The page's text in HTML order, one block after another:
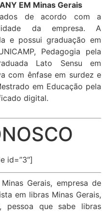
EM Minas Gerais
de acordo com a
da empresa. A
e possui graduação em
Pedagogia pela
Lato Sensu em
com ênfase em surdez e
em Educação pela
digital.
id=”3″]
Gerais, empresa de
em libras Minas Gerais,
pessoa que sabe libras